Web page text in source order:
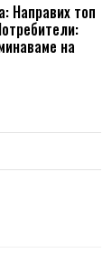
Направих топ
на